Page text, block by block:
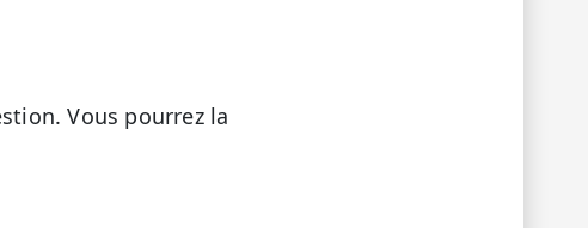
Vous pourrez la